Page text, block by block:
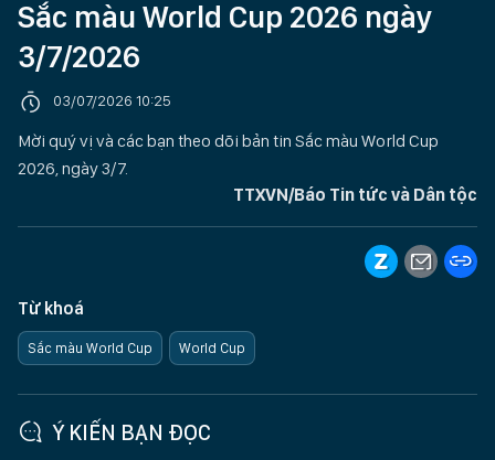
Sắc màu World Cup 2026 ngày
3/7/2026
03/07/2026 10:25
Mời quý vị và các bạn theo dõi bản tin Sắc màu World Cup
2026, ngày 3/7.
TTXVN/Báo Tin tức và Dân tộc
Từ khoá
Sắc màu World Cup World Cup
Ý KIẾN BẠN ĐỌC